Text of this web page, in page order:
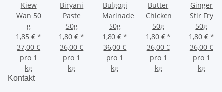
Kiew
Wan 50
g
1,85 €*
37,00 €
pro 1
kg
Biryani
Paste
50g
1,80 €*
36,00 €
pro 1
kg
Bulgogi
Marinade
50g
1,80 €*
36,00 €
pro 1
kg
Butter
Chicken
50g
1,80 € *
36,00 €
pro 1
kg
Ginger
Stir Fry
50g
1,80 € *
36,00 €
pro 1
kg
Kontakt